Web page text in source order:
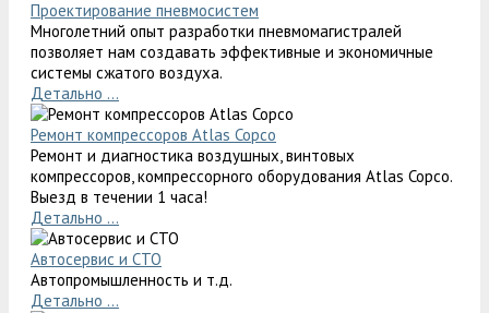
Проектирование пневмосистем
Многолетний опыт разработки пневмомагистралей
позволяет нам создавать эффективные и экономичные
системы сжатого воздуха.
Детально ...
Ремонт компрессоров Atlas Copco
Ремонт и диагностика воздушных, винтовых
компрессоров, компрессорного оборудования Atlas Copco.
Выезд в течении 1 часа!
Детально ...
Автосервис и СТО
Автопромышленность и т.д.
Детально ...